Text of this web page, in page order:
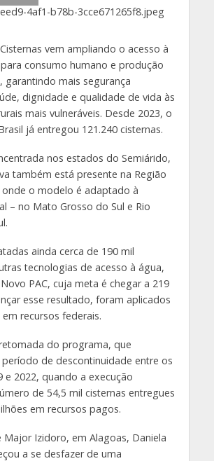
vem ampliando o acesso à
consumo humano e produção
garantindo mais segurança
dignidade e qualidade de vida às
mais vulneráveis. Desde 2023, o
já entregou 121.240 cisternas.
nos estados do Semiárido,
também está presente na Região
onde o modelo é adaptado à
– no Mato Grosso do Sul e Rio
ainda cerca de 190 mil
tecnologias de acesso à água,
Novo PAC, cuja meta é chegar a 219
esse resultado, foram aplicados
em recursos federais.
do programa, que
de descontinuidade entre os
e 2022, quando a execução
de 54,5 mil cisternas entregues
em recursos pagos.
Izidoro, em Alagoas, Daniela
a se desfazer de uma